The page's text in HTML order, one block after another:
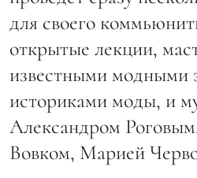
для своего
открытые лекции,
известными модными
историками моды, и
Александром
Вовком, Марией